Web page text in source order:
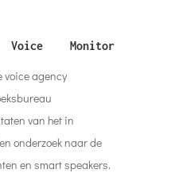
Voice Monitor
voice agency
van het in
onderzoek naar de
en smart speakers.